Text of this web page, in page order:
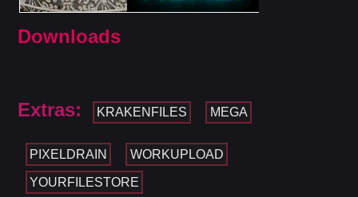
Downloads
Extras: KRAKENFILES MEGA
PIXELDRAIN WORKUPLOAD
YOURFILESTORE